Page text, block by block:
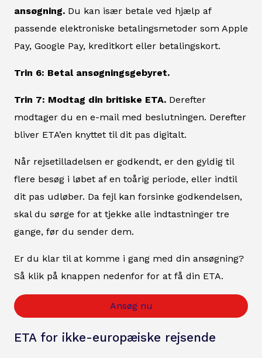
ansøgning. Du kan især betale ved hjælp af
passende elektroniske betalingsmetoder som Apple
Pay, Google Pay, kreditkort eller betalingskort.
Trin 6: Betal ansøgningsgebyret.
Trin 7: Modtag din britiske ETA. Derefter
modtager du en e-mail med beslutningen. Derefter
bliver ETA’en knyttet til dit pas digitalt.
Når rejsetilladelsen er godkendt, er den gyldig til
flere besøg i løbet af en toårig periode, eller indtil
dit pas udløber. Da fejl kan forsinke godkendelsen,
skal du sørge for at tjekke alle indtastninger tre
gange, før du sender dem.
Er du klar til at komme i gang med din ansøgning?
Så klik på knappen nedenfor for at få din ETA.
Ansøg nu
ETA for ikke-europæiske rejsende